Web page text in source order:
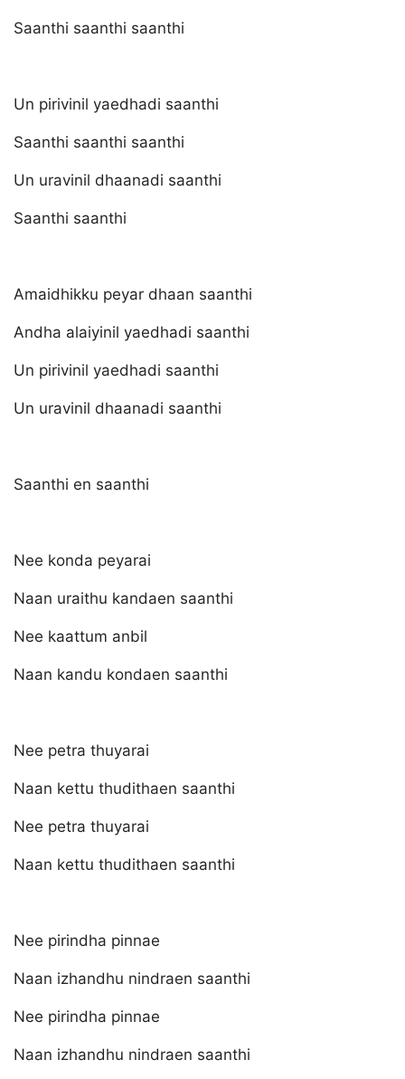
Saanthi saanthi saanthi
Un pirivinil yaedhadi saanthi
Saanthi saanthi saanthi
Un uravinil dhaanadi saanthi
Saanthi saanthi
Amaidhikku peyar dhaan saanthi
Andha alaiyinil yaedhadi saanthi
Un pirivinil yaedhadi saanthi
Un uravinil dhaanadi saanthi
Saanthi en saanthi
Nee konda peyarai
Naan uraithu kandaen saanthi
Nee kaattum anbil
Naan kandu kondaen saanthi
Nee petra thuyarai
Naan kettu thudithaen saanthi
Nee petra thuyarai
Naan kettu thudithaen saanthi
Nee pirindha pinnae
Naan izhandhu nindraen saanthi
Nee pirindha pinnae
Naan izhandhu nindraen saanthi